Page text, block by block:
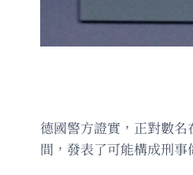
德國警方證實，正對數
間，發表了可能構成刑事